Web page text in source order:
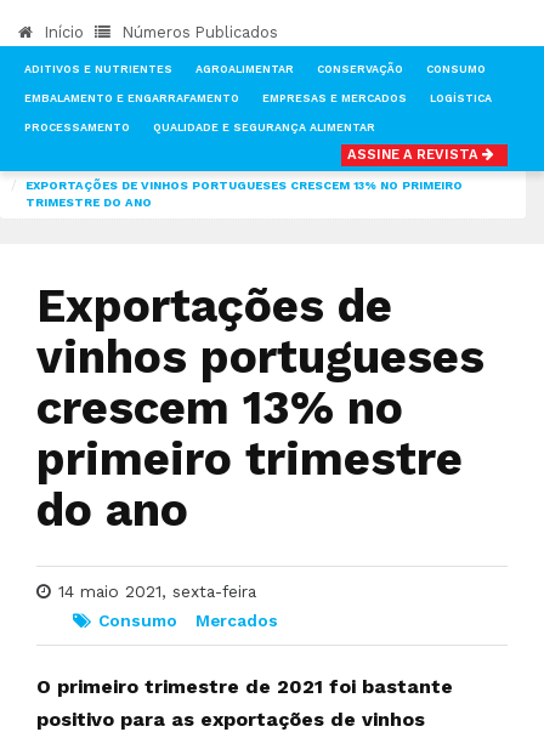
Início Números Publicados
ADITIVOS E NUTRIENTES AGROALIMENTAR CONSERVAÇÃO CONSUMO
EMBALAMENTO E ENGARRAFAMENTO EMPRESAS E MERCADOS LOGÍSTICA
PROCESSAMENTO QUALIDADE E SEGURANÇA ALIMENTAR
ASSINE A REVISTA
EXPORTAÇÕES DE VINHOS PORTUGUESES CRESCEM 13% NO PRIMEIRO
TRIMESTRE DO ANO
Exportações de
vinhos portugueses
crescem 13% no
primeiro trimestre
do ano
14 maio 2021, sexta-feira
Consumo
Mercados
O primeiro trimestre de 2021 foi bastante
positivo para as exportações de vinhos